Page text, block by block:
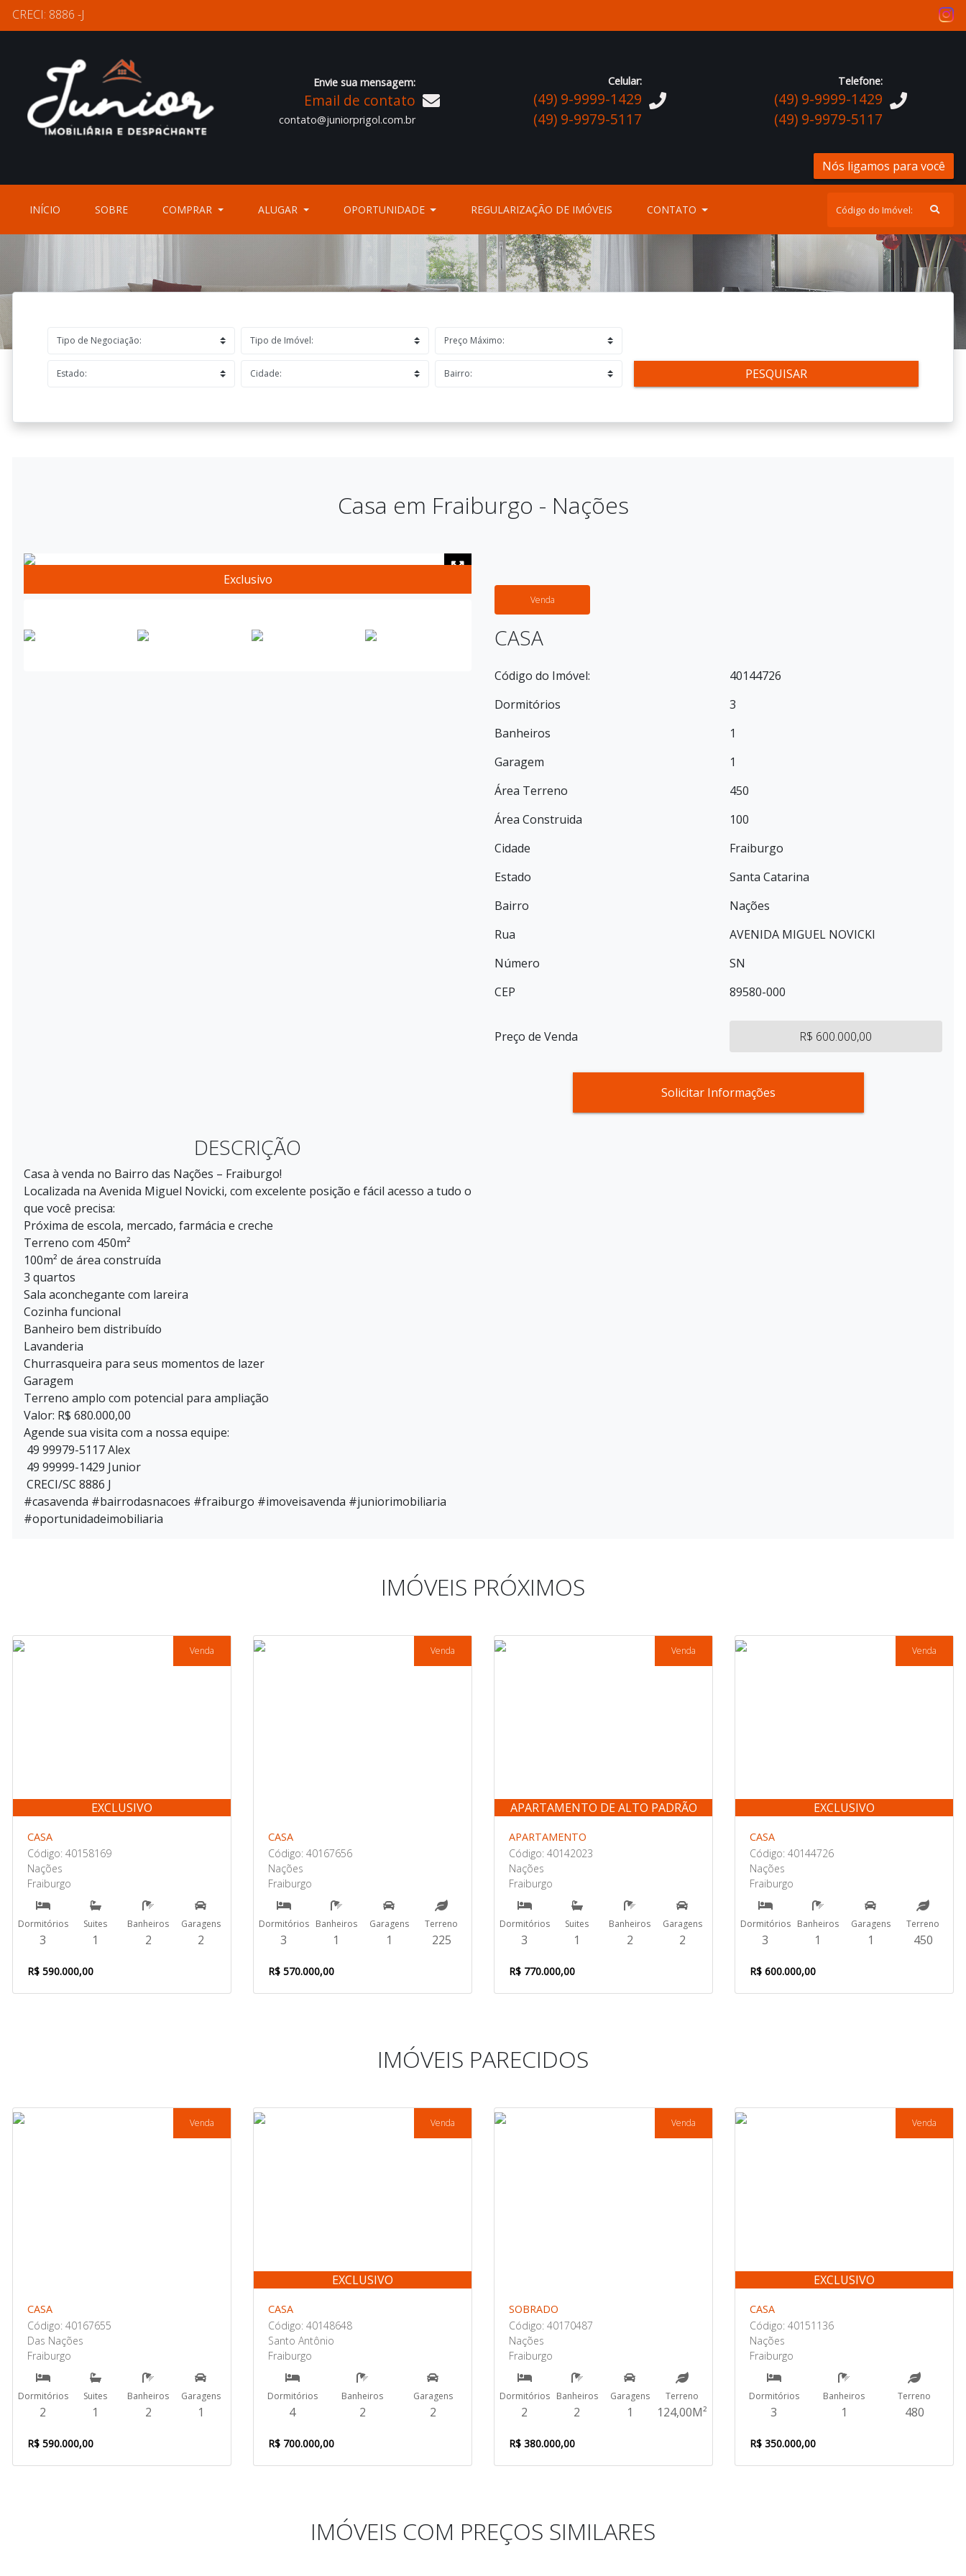
CRECI: 8886 -J
Envie sua mensagem:
Email de contato
contato@juniorprigol.com.br
Celular:
(49) 9-9999-1429
(49) 9-9979-5117
Telefone:
(49) 9-9999-1429
(49) 9-9979-5117
Nós ligamos para você
INÍCIO (CURRENT)SOBRE(CURRENT)COMPRAR ALUGAR OPORTUNIDADE REGULARIZAÇÃO DE IMÓVEIS CONTATO
PESQUISAR
Casa em Fraiburgo - Nações
Exclusivo
Venda
CASA
Código do Imóvel:
40144726
Dormitórios
3
Banheiros
1
Garagem
1
Área Terreno
450
Área Construida
100
Cidade
Fraiburgo
Estado
Santa Catarina
Bairro
Nações
Rua
AVENIDA MIGUEL NOVICKI
Número
SN
CEP
89580-000
Preço de Venda R$ 600.000,00
Solicitar Informações
DESCRIÇÃO
Casa à venda no Bairro das Nações – Fraiburgo!
Localizada na Avenida Miguel Novicki, com excelente posição e fácil acesso a tudo o
que você precisa:
Próxima de escola, mercado, farmácia e creche
Terreno com 450m²
100m² de área construída
3 quartos
Sala aconchegante com lareira
Cozinha funcional
Banheiro bem distribuído
Lavanderia
Churrasqueira para seus momentos de lazer
Garagem
Terreno amplo com potencial para ampliação
Valor: R$ 680.000,00
Agende sua visita com a nossa equipe:
49 99979-5117 Alex
49 99999-1429 Junior
CRECI/SC 8886 J
#casavenda #bairrodasnacoes #fraiburgo #imoveisavenda #juniorimobiliaria
#oportunidadeimobiliaria
IMÓVEIS PRÓXIMOS
Venda
EXCLUSIVO
CASA
Código: 40158169
Nações
Fraiburgo
Dormitórios
3
Suites
1
Banheiros
2
Garagens
2
R$ 590.000,00
Venda
CASA
Código: 40167656
Nações
Fraiburgo
Dormitórios
3
Banheiros
1
Garagens
1
Terreno
225
R$ 570.000,00
Venda
APARTAMENTO DE ALTO PADRÃO
APARTAMENTO
Código: 40142023
Nações
Fraiburgo
Dormitórios
3
Suites
1
Banheiros
2
Garagens
2
R$ 770.000,00
Venda
EXCLUSIVO
CASA
Código: 40144726
Nações
Fraiburgo
Dormitórios
3
Banheiros
1
Garagens
1
Terreno
450
R$ 600.000,00
IMÓVEIS PARECIDOS
Venda
CASA
Código: 40167655
Das Nações
Fraiburgo
Dormitórios
2
Suites
1
Banheiros
2
Garagens
1
R$ 590.000,00
Venda
EXCLUSIVO
CASA
Código: 40148648
Santo Antônio
Fraiburgo
Dormitórios
4
Banheiros
2
Garagens
2
R$ 700.000,00
Venda
SOBRADO
Código: 40170487
Nações
Fraiburgo
Dormitórios
2
Banheiros
2
Garagens
1
Terreno
124,00M²
R$ 380.000,00
Venda
EXCLUSIVO
CASA
Código: 40151136
Nações
Fraiburgo
Dormitórios
3
Banheiros
1
Terreno
480
R$ 350.000,00
IMÓVEIS COM PREÇOS SIMILARES